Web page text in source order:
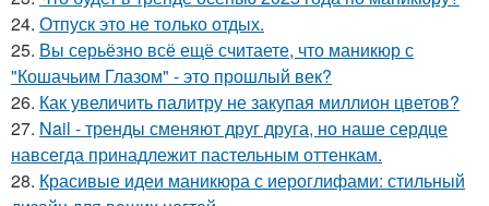
24. Отпуск это не только отдых.
25. Вы серьёзно всё ещё считаете, что маникюр с
"Кошачьим Глазом" - это прошлый век?
26. Как увеличить палитру не закупая миллион цветов?
27. Nail - тренды сменяют друг друга, но наше сердце
навсегда принадлежит пастельным оттенкам.
28. Красивые идеи маникюра с иероглифами: стильный